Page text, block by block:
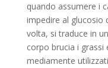
quando assumere i
impedire al glucosio
volta, si traduce in
corpo brucia i grassi
mediamente